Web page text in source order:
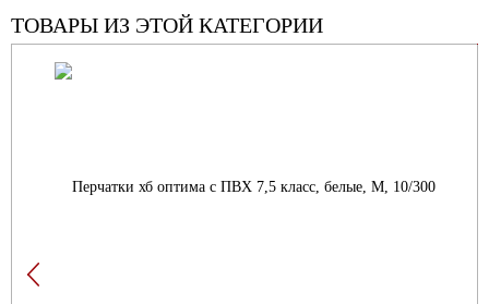
ТОВАРЫ ИЗ ЭТОЙ КАТЕГОРИИ